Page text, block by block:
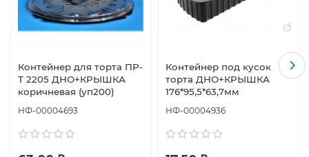
Контейнер для торта ПР-
Т 2205 ДНО+КРЫШКА
коричневая (уп200)
НФ-00004693
Контейнер под кусок
торта ДНО+КРЫШКА
176*95,5*63,7мм
НФ-00004936